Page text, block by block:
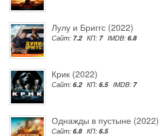
Лулу и Бриггс (2022)
Сайт: 7.2 КП: 7 IMDB: 6.8
Крик (2022)
Сайт: 6.2 КП: 6.5 IMDB: 7
Однажды в пустыне (2022)
Сайт: 6.8 КП: 6.5